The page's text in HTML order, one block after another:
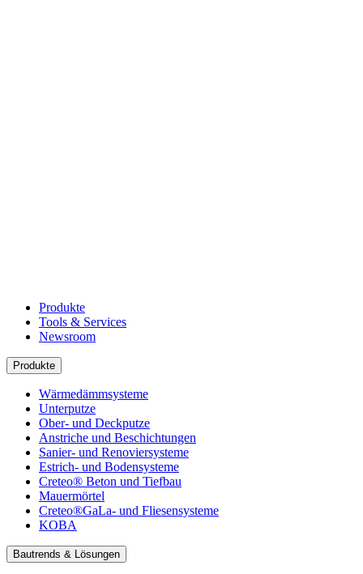
Produkte
Tools & Services
Newsroom
Produkte
Wärmedämmsysteme
Unterputze
Ober- und Deckputze
Anstriche und Beschichtungen
Sanier- und Renoviersysteme
Estrich- und Bodensysteme
Creteo® Beton und Tiefbau
Mauermörtel
Creteo®GaLa- und Fliesensysteme
KOBA
Bautrends & Lösungen